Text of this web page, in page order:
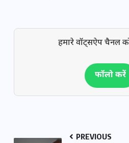
हमारे वॉट्सऐप चैनल
फॉलो करें
PREVIOUS